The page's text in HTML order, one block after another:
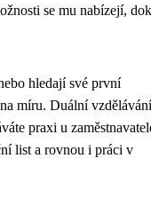
se mu nabízejí,
hledají své první
míru. Duální
praxi u
list a rovnou i práci v